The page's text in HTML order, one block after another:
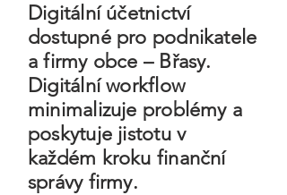
Digitální účetnictví
dostupné pro podnikatele
a firmy obce – Břasy.
Digitální workflow
minimalizuje problémy a
poskytuje jistotu v
každém kroku finanční
správy firmy.